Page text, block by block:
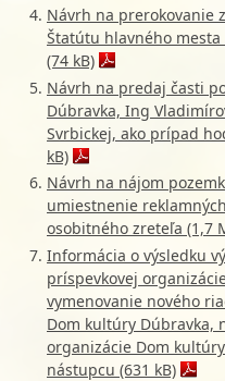
Návrh na prerokovanie
Štatútu hlavného
(74 kB)
Návrh na predaj časti
Dúbravka, Ing
Svrbickej, ako prípad
kB)
Návrh na nájom
umiestnenie
osobitného zreteľa (1,7
Informácia o výsledku
príspevkovej
vymenovanie nového
Dom kultúry Dúbravka,
organizácie Dom
nástupcu (631 kB)